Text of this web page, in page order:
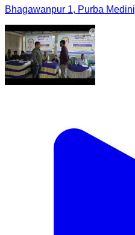
Bhagawanpur 1, Purba